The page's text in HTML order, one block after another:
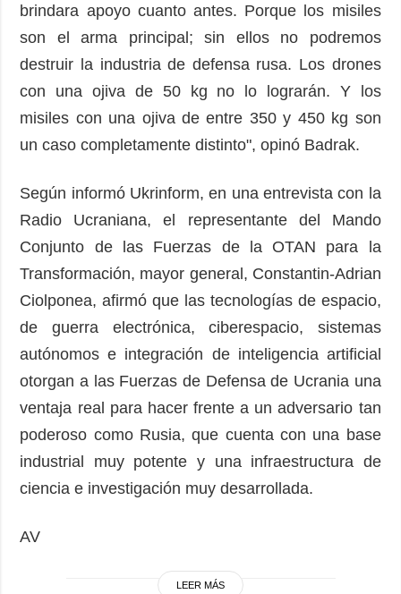
brindara apoyo cuanto antes. Porque los misiles
son el arma principal; sin ellos no podremos
destruir la industria de defensa rusa. Los drones
con una ojiva de 50 kg no lo lograrán. Y los
misiles con una ojiva de entre 350 y 450 kg son
un caso completamente distinto", opinó Badrak.
Según informó Ukrinform, en una entrevista con la
Radio Ucraniana, el representante del Mando
Conjunto de las Fuerzas de la OTAN para la
Transformación, mayor general, Constantin-Adrian
Ciolponea, afirmó que las tecnologías de espacio,
de guerra electrónica, ciberespacio, sistemas
autónomos e integración de inteligencia artificial
otorgan a las Fuerzas de Defensa de Ucrania una
ventaja real para hacer frente a un adversario tan
poderoso como Rusia, que cuenta con una base
industrial muy potente y una infraestructura de
ciencia e investigación muy desarrollada.
AV
LEER MÁS